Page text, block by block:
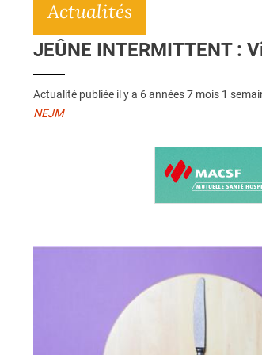
Actualités
JEÛNE INTERMITTENT :
Actualité publiée il y a 6 années 7 mois 1
NEJM